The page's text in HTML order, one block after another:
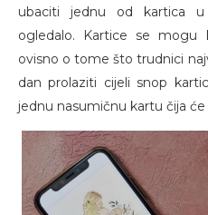
ubaciti jednu od kartica
ogledalo. Kartice se mogu
ovisno o tome što trudnici
dan prolaziti cijeli snop
jednu nasumičnu kartu čija